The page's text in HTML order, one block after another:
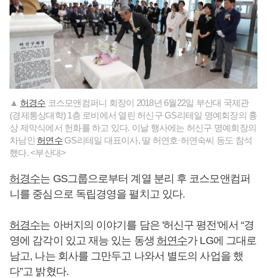
▲ 허경수 코스모앤컴퍼니 회장이 2018년 6월22일 부산대 국제관
(경제통상대학) 1층 로비에서 열린 허신구 GS리테일 명예회장의 흉
상 제막식에서 헌화를 하고 있다. 이날 행사에는 허신구 명예회장의
차남인 허연수GS리테일 대표이사, 딸 허연호·허연숙씨 등도 참석
했다. <부산대>
허경수는 GS그룹으로부터 계열 분리 후 코스모앤컴퍼
니를 중심으로 독립경영을 펼치고 있다.
허경수는 아버지의 이야기를 담은 '허신구 평전'에서 “경
영에 감각이 있고 재능 있는 동생 허연수가 LG에 그대로
남고, 나는 회사를 그만두고 나와서 별도의 사업을 했
다”고 밝혔다.